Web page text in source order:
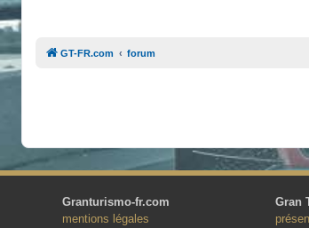
GT-FR.com forum
Granturismo-fr.com
mentions légales
Gran